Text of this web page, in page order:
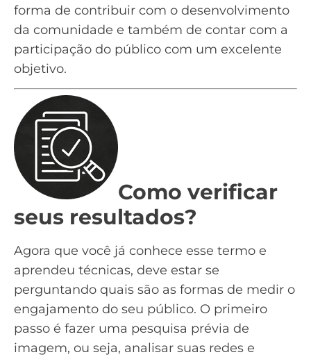
forma de contribuir com o desenvolvimento
da comunidade e também de contar com a
participação do público com um excelente
objetivo.
Como verificar
seus resultados?
Agora que você já conhece esse termo e
aprendeu técnicas, deve estar se
perguntando quais são as formas de medir o
engajamento do seu público. O primeiro
passo é fazer uma pesquisa prévia de
imagem, ou seja, analisar suas redes e